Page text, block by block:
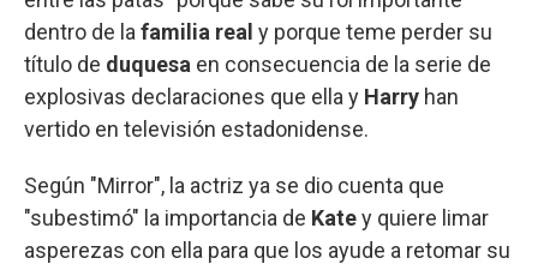
dentro de la familia real y porque teme perder su
título de duquesa en consecuencia de la serie de
explosivas declaraciones que ella y Harry han
vertido en televisión estadonidense.
Según "Mirror", la actriz ya se dio cuenta que
"subestimó" la importancia de Katey quiere limar
asperezas con ella para que los ayude a retomar su